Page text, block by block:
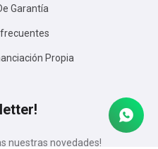
Garantía
Propia
nuestras novedades!